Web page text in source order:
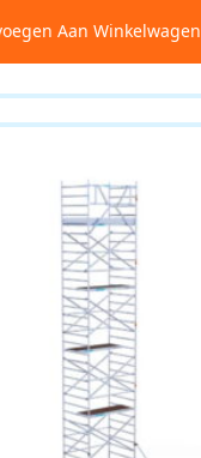
Aan Winkelwagen